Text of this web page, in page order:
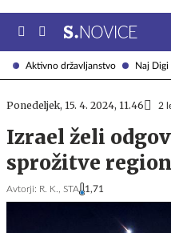
Aktivno državljanstvo Naj Digi
Ponedeljek, 15. 4. 2024, 11.46 2
Izrael želi
sprožitve
Avtorji: R. K., STA 1,71